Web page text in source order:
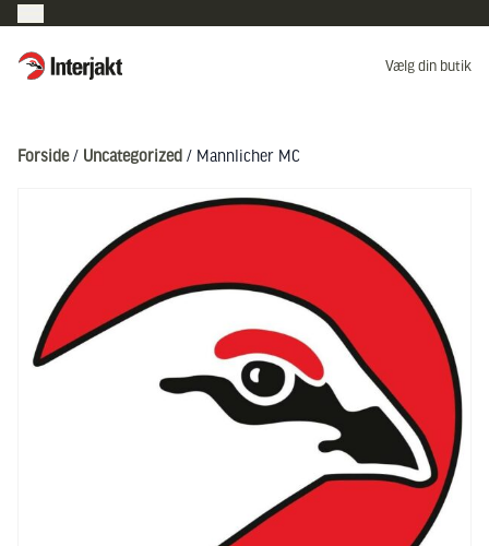
Interjakt DK Vælg din butik
Forside/ Uncategorized / Mannlicher MC